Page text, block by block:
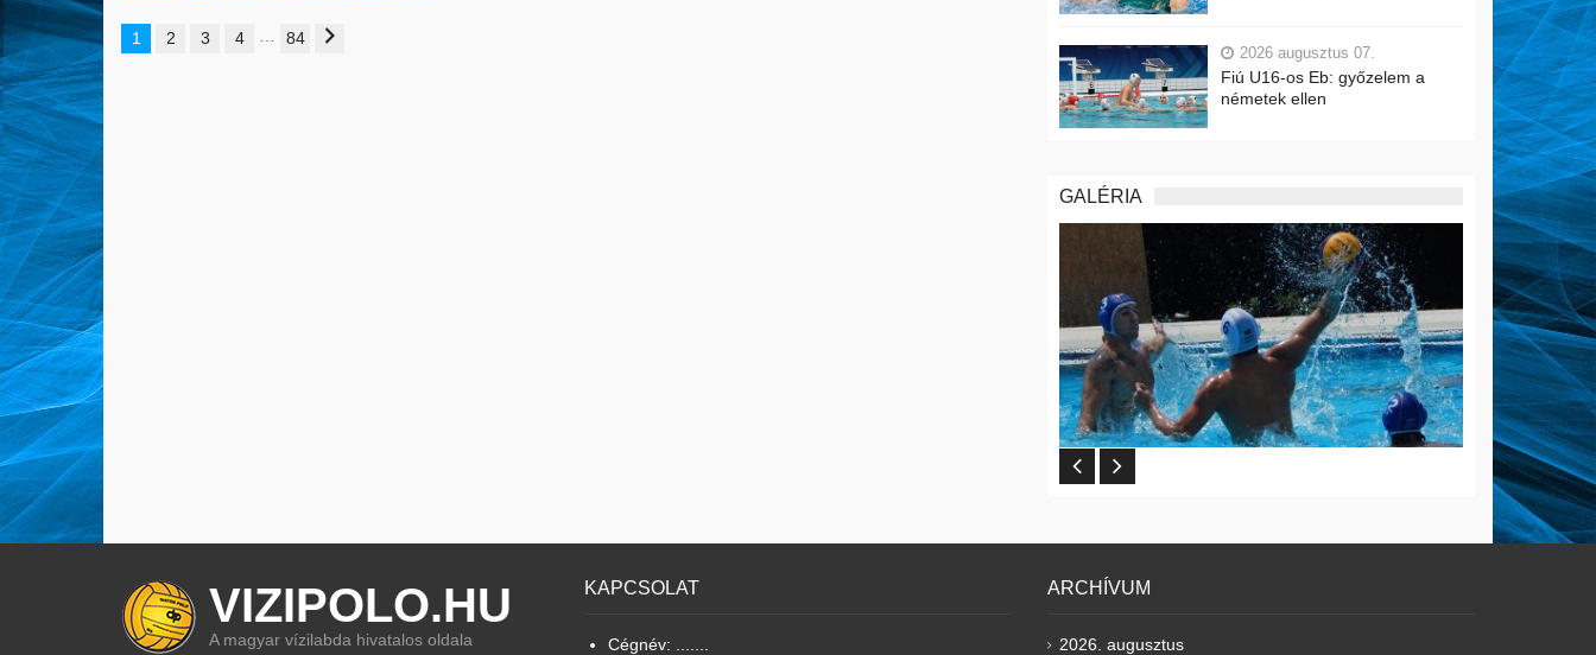
1 2 3 4 84
2026 augusztus 07.
Fiú U16-os Eb: győzelem a
németek ellen
GALÉRIA
VIZIPOLO.HU
A magyar vízilabda hivatalos oldala
KAPCSOLAT
Cégnév: .......
ARCHÍVUM
2026. augusztus